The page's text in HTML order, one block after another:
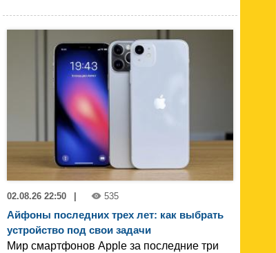
02.08.26 22:50 535
Айфоны последних трех лет: как выбрать
устройство под свои задачи
Мир смартфонов Apple за последние три